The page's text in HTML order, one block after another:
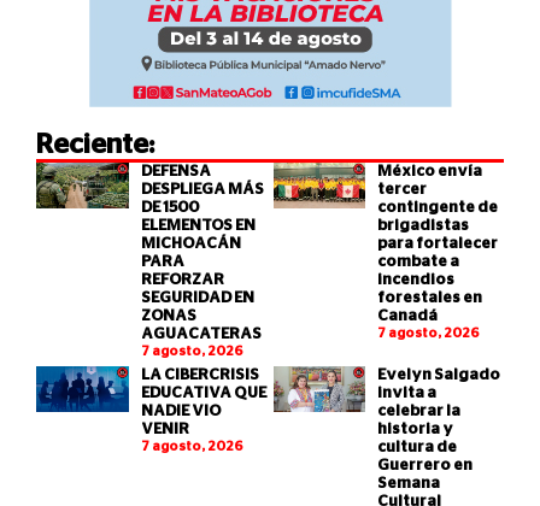
Reciente:
DEFENSA
DESPLIEGA MÁS
DE 1500
ELEMENTOS EN
MICHOACÁN
PARA
REFORZAR
SEGURIDAD EN
ZONAS
AGUACATERAS
7 agosto, 2026
México envía
tercer
contingente de
brigadistas
para fortalecer
combate a
incendios
forestales en
Canadá
7 agosto, 2026
LA CIBERCRISIS
EDUCATIVA QUE
NADIE VIO
VENIR
7 agosto, 2026
Evelyn Salgado
invita a
celebrar la
historia y
cultura de
Guerrero en
Semana
Cultural